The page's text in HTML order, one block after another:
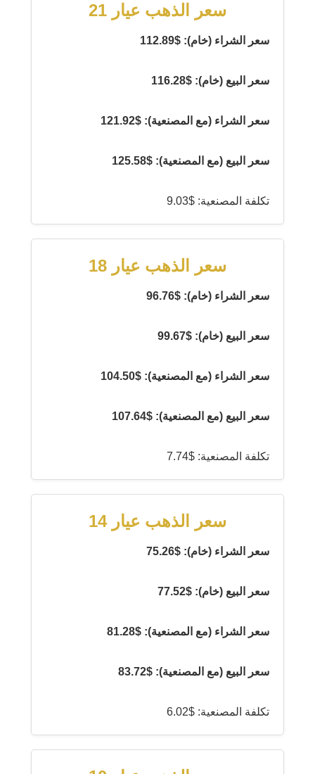
سعر الذهب عيار 21
سعر الشراء (خام): $112.89
سعر البيع (خام): $116.28
سعر الشراء (مع المصنعية): $121.92
سعر البيع (مع المصنعية): $125.58
تكلفة المصنعية: $9.03
سعر الذهب عيار 18
سعر الشراء (خام): $96.76
سعر البيع (خام): $99.67
سعر الشراء (مع المصنعية): $104.50
سعر البيع (مع المصنعية): $107.64
تكلفة المصنعية: $7.74
سعر الذهب عيار 14
سعر الشراء (خام): $75.26
سعر البيع (خام): $77.52
سعر الشراء (مع المصنعية): $81.28
سعر البيع (مع المصنعية): $83.72
تكلفة المصنعية: $6.02